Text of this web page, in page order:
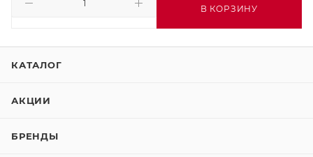
В КОРЗИНУ
КАТАЛОГ
АКЦИИ
БРЕНДЫ